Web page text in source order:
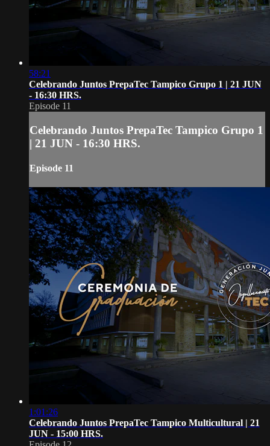
58:21
Celebrando Juntos PrepaTec Tampico Grupo 1 | 21 JUN
- 16:30 HRS.
Episode 11
Celebrando Juntos PrepaTec Tampico Grupo 1
| 21 JUN - 16:30 HRS.
Episode 11
1:01:26
Celebrando Juntos PrepaTec Tampico Multicultural | 21
JUN - 15:00 HRS.